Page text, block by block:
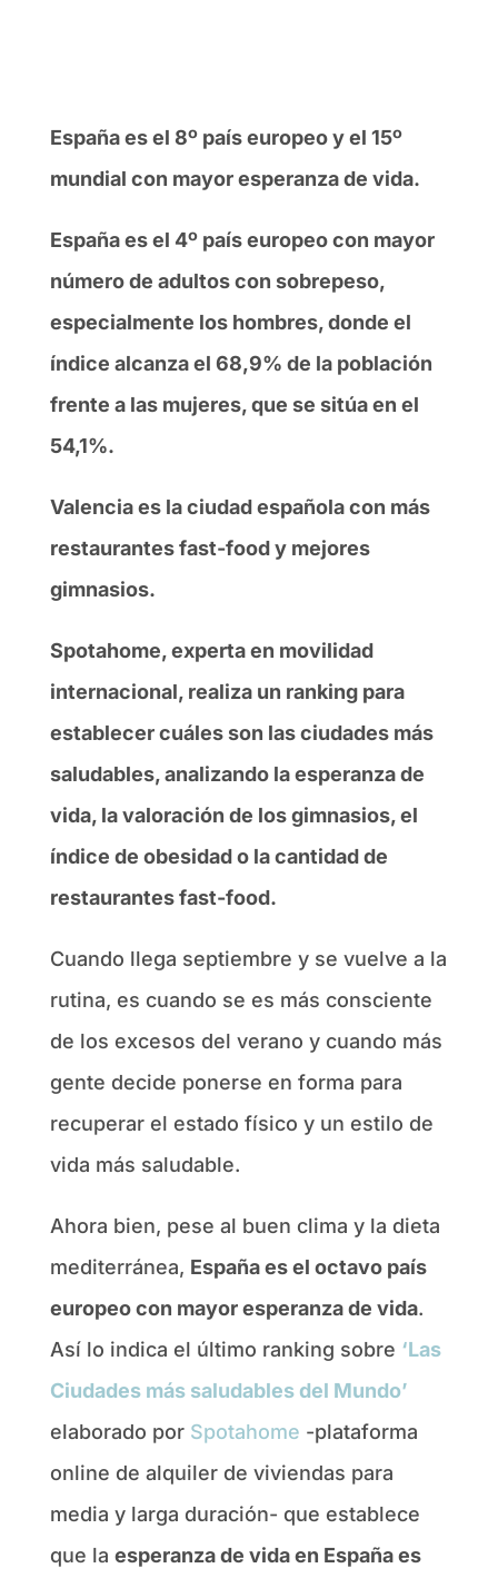
España es el 8º país europeo y el 15º
mundial con mayor esperanza de vida.
España es el 4º país europeo con mayor
número de adultos con sobrepeso,
especialmente los hombres, donde el
índice alcanza el 68,9% de la población
frente a las mujeres, que se sitúa en el
54,1%.
Valencia es la ciudad española con más
restaurantes fast-food y mejores
gimnasios.
Spotahome, experta en movilidad
internacional, realiza un ranking para
establecer cuáles son las ciudades más
saludables, analizando la esperanza de
vida, la valoración de los gimnasios, el
índice de obesidad o la cantidad de
restaurantes fast-food.
Cuando llega septiembre y se vuelve a la
rutina, es cuando se es más consciente
de los excesos del verano y cuando más
gente decide ponerse en forma para
recuperar el estado físico y un estilo de
vida más saludable.
Ahora bien, pese al buen clima y la dieta
mediterránea, España es el octavo país
europeo con mayor esperanza de vida.
Así lo indica el último ranking sobre ‘Las
Ciudades más saludables del Mundo’
elaborado por Spotahome -plataforma
online de alquiler de viviendas para
media y larga duración- que establece
que la esperanza de vida en España es